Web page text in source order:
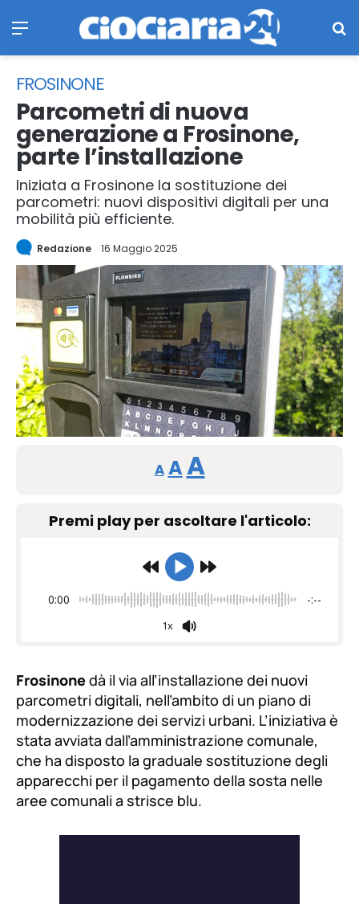
FROSINONE
Parcometri di nuova
generazione a Frosinone,
parte l’installazione
Iniziata a Frosinone la sostituzione dei
parcometri: nuovi dispositivi digitali per una
mobilità più efficiente.
Redazione 16 Maggio 2025
A
Reducir
tamaño
fuente.
A Restablecer
de
fuente
AAumentar
tamaño
fuente.
Premi play per ascoltare l'articolo:
0:00 -:--
1x
Frosinonedà il via all’installazione dei nuovi
parcometri digitali, nell’ambito di un piano di
modernizzazione dei servizi urbani. L’iniziativa è
stata avviata dall’amministrazione comunale,
che ha disposto la graduale sostituzione degli
apparecchi per il pagamento della sosta nelle
aree comunali a strisce blu.